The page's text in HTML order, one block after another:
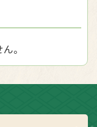
。